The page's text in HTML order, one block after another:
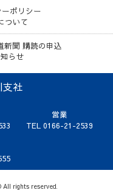
ポリシー
ついて
新聞 購読の申込
らせ
支社
営業
TEL 0166-21-2539
All rights reserved.